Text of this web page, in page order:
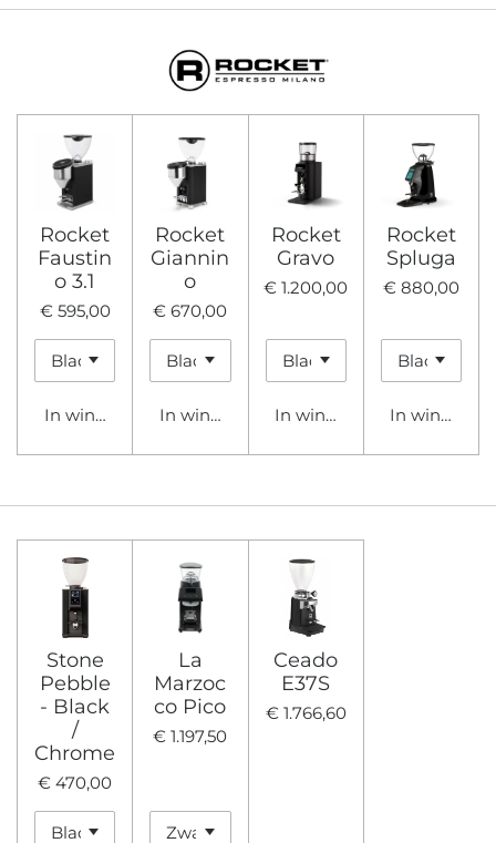
Rocket
Faustin
o 3.1
€ 595,00
In winkelwagen
Rocket
Giannin
o
€ 670,00
In winkelwagen
Rocket
Gravo
€ 1.200,00
In winkelwagen
Rocket
Spluga
€ 880,00
In
Stone
Pebble
- Black
/
Chrome
€ 470,00
La
Marzoc
co Pico
€ 1.197,50
Ceado
E37S
€ 1.766,60